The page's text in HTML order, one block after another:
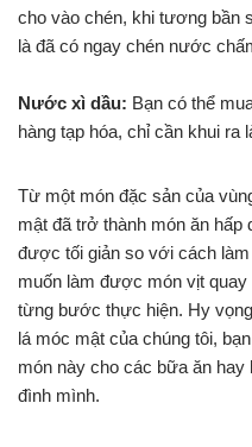
cho vào chén, khi tương bần
là đã có ngay chén nước
Nước xì dầu: Bạn có thể
hàng tạp hóa, chỉ cần khui ra
Từ một món đặc sản của
mật đã trở thành món ăn
được tối giản so với cách
muốn làm được món vịt quay
từng bước thực hiện. Hy
lá móc mật của chúng tôi,
món này cho các bữa ăn
đình mình.